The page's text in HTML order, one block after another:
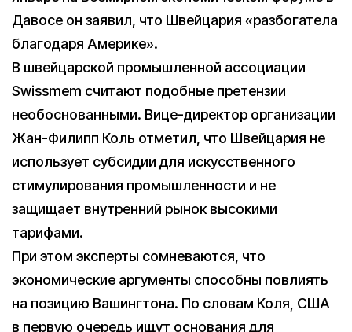
Давосе он заявил, что Швейцария «разбогатела
благодаря Америке».
В швейцарской промышленной ассоциации
Swissmem считают подобные претензии
необоснованными. Вице-директор организации
Жан-Филипп Коль отметил, что Швейцария не
использует субсидии для искусственного
стимулирования промышленности и не
защищает внутренний рынок высокими
тарифами.
При этом эксперты сомневаются, что
экономические аргументы способны повлиять
на позицию Вашингтона. По словам Коля, США
в первую очередь ищут основания для